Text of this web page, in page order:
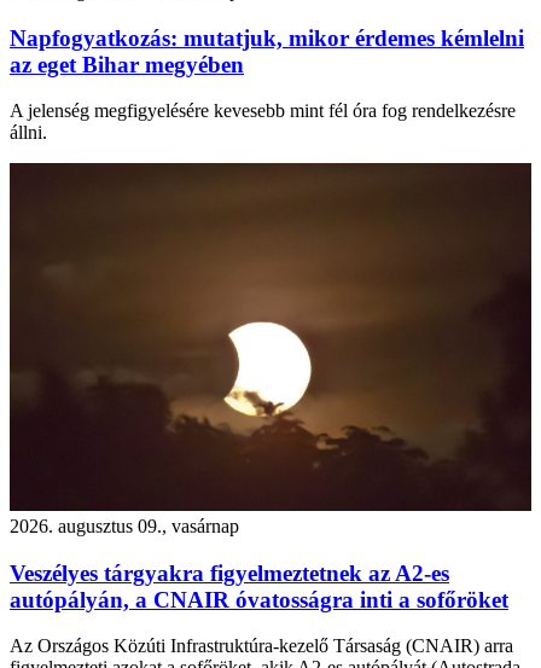
Napfogyatkozás: mutatjuk, mikor érdemes kémlelni
az eget Bihar megyében
A jelenség megfigyelésére kevesebb mint fél óra fog rendelkezésre
állni.
2026. augusztus 09., vasárnap
Veszélyes tárgyakra figyelmeztetnek az A2-es
autópályán, a CNAIR óvatosságra inti a sofőröket
Az Országos Közúti Infrastruktúra-kezelő Társaság (CNAIR) arra